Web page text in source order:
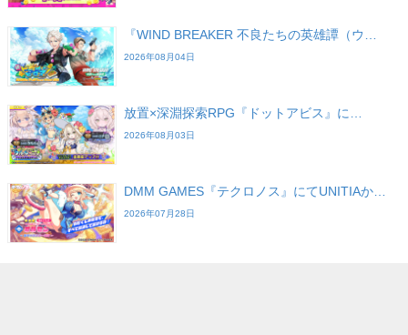
『WIND BREAKER 不良たちの英雄譚（ウ…
2026年08月04日
放置×深淵探索RPG『ドットアビス』に…
2026年08月03日
DMM GAMES『テクロノス』にてUNITIAか…
2026年07月28日